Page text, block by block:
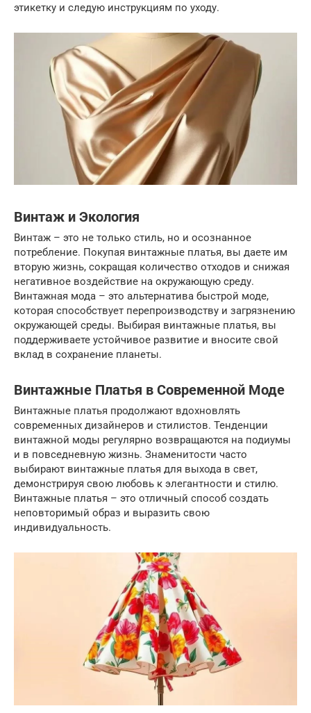
этикетку и следую инструкциям по уходу.
Винтаж и Экология
Винтаж – это не только стиль, но и осознанное
потребление. Покупая винтажные платья, вы даете им
вторую жизнь, сокращая количество отходов и снижая
негативное воздействие на окружающую среду.
Винтажная мода – это альтернатива быстрой моде,
которая способствует перепроизводству и загрязнению
окружающей среды. Выбирая винтажные платья, вы
поддерживаете устойчивое развитие и вносите свой
вклад в сохранение планеты.
Винтажные Платья в Современной Моде
Винтажные платья продолжают вдохновлять
современных дизайнеров и стилистов. Тенденции
винтажной моды регулярно возвращаются на подиумы
и в повседневную жизнь. Знаменитости часто
выбирают винтажные платья для выхода в свет,
демонстрируя свою любовь к элегантности и стилю.
Винтажные платья – это отличный способ создать
неповторимый образ и выразить свою
индивидуальность.